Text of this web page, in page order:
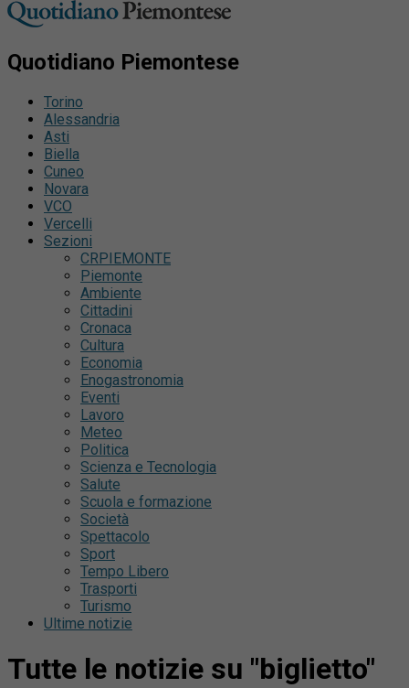
Quotidiano Piemontese
Torino
Alessandria
Asti
Biella
Cuneo
Novara
VCO
Vercelli
Sezioni
CRPIEMONTE
Piemonte
Ambiente
Cittadini
Cronaca
Cultura
Economia
Enogastronomia
Eventi
Lavoro
Meteo
Politica
Scienza e Tecnologia
Salute
Scuola e formazione
Società
Spettacolo
Sport
Tempo Libero
Trasporti
Turismo
Ultime notizie
Tutte le notizie su "biglietto"